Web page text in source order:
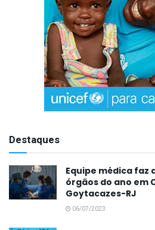
Destaques
Equipe médica
órgãos do ano em
Goytacazes-RJ
06/07/2023